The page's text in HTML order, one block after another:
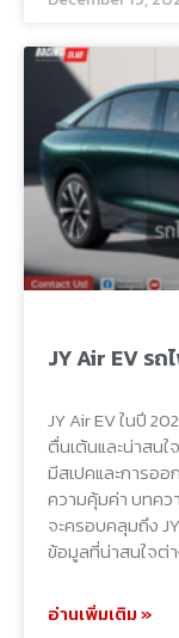
JY Air EV ร
JY Air EV ในปี
ตื่นเต้นและน่าสน
มีสเปคและการออ
ความคุ้มค่า บทคว
จะครอบคลุมถึง
ข้อมูลที่น่าสนใจต่
อ่านเพิ่มเติม »